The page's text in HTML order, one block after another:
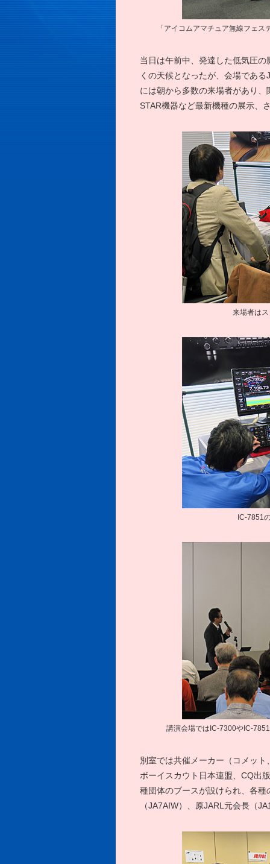
「アイコムアマチュア無線フェ
当日は午前中、発達した低気圧
くの天候となったが、会場であ
には朝から多数の来場者があり
STAR機器など最新機種の展示、
来場者は
IC-7851
講演会場ではIC-7300やIC-
別室では共催メーカー（コメッ
ボーイスカウト日本連盟、CQ出
種団体のブースが設けられ、各
（JA7AIW）、原JARL元会長（